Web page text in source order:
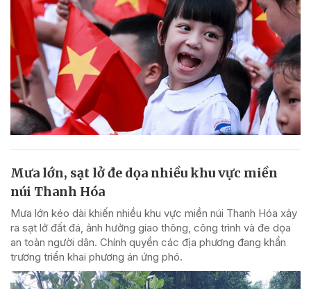
Mưa lớn, sạt lở đe dọa nhiều khu vực miền
núi Thanh Hóa
Mưa lớn kéo dài khiến nhiều khu vực miền núi Thanh Hóa xảy
ra sạt lở đất đá, ảnh hưởng giao thông, công trình và đe dọa
an toàn người dân. Chính quyền các địa phương đang khẩn
trương triển khai phương án ứng phó.